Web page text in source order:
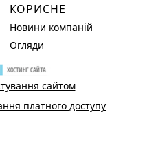
КОРИСНЕ
Новини компаній
Огляди
сайтом
платного доступу